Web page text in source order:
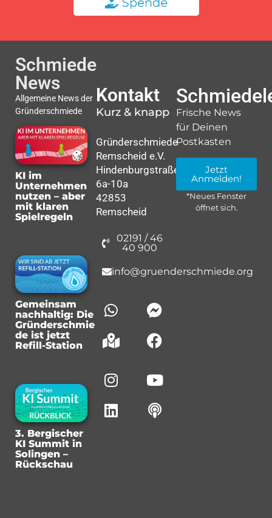
Schmiede
News
Allgemeine News der
Gründerschmiede
KI im
Unternehmen
nutzen – aber
mit klaren
Spielregeln
Gemeinsam
nachhaltig: Die
Gründerschmie
de ist jetzt
Refill-Station
3. Bergischer
KI Summit in
Solingen –
Rückschau
Kontakt
Kurz & knapp
Gründerschmiede
Remscheid e.V.
Hindenburgstraße
6a-10a
42853
Remscheid
02191 / 46
40 900
info@gruenderschmiede.org
Frische News
für Deinen
Postkasten
Jetzt
Anmelden!
*Neues Fenster
öffnet sich.